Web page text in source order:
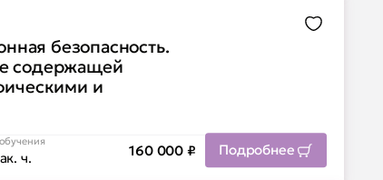
Добавить
безопасность.
содержащей
и
ч. 160 000 ₽ Подробнее